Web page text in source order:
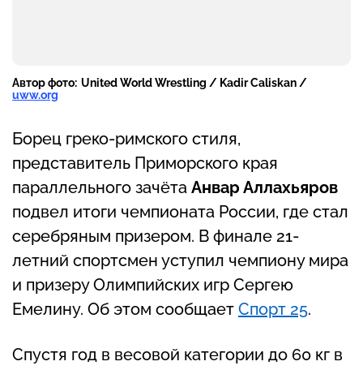
Автор фото: United World Wrestling / Kadir Caliskan /
uww.org
Борец греко-римского стиля,
представитель Приморского края
параллельного зачёта Анвар Аллахьяров
подвел итоги чемпионата России, где стал
серебряным призером. В финале 21-
летний спортсмен уступил чемпиону мира
и призеру Олимпийских игр Сергею
Емелину. Об этом сообщает Спорт 25.
Спустя год в весовой категории до 60 кг в